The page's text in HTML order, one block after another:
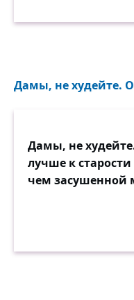
Дамы, не худейте.
Дамы, не
лучше к
чем